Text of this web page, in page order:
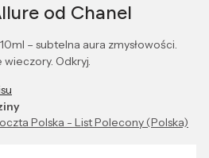
od Chanel
– subtelna aura zmysłowości.
Odkryj.
Polska - List Polecony (Polska)